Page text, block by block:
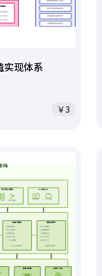
实现体系
￥3